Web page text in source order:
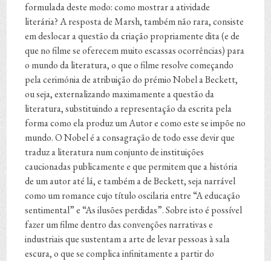
formulada deste modo: como mostrar a atividade
literária? A resposta de Marsh, também não rara, consiste
em deslocar a questão da criação propriamente dita (e de
que no filme se oferecem muito escassas ocorrências) para
o mundo da literatura, o que o filme resolve começando
pela cerimónia de atribuição do prémio Nobel a Beckett,
ou seja, externalizando maximamente a questão da
literatura, substituindo a representação da escrita pela
forma como ela produz um Autor e como este se impõe no
mundo. O Nobel é a consagração de todo esse devir que
traduz a literatura num conjunto de instituições
caucionadas publicamente e que permitem que a história
de um autor até lá, e também a de Beckett, seja narrável
como um romance cujo título oscilaria entre “A educação
sentimental” e “As ilusões perdidas”. Sobre isto é possível
fazer um filme dentro das convenções narrativas e
industriais que sustentam a arte de levar pessoas à sala
escura, o que se complica infinitamente a partir do